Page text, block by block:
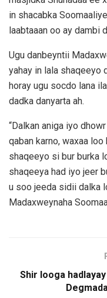
in shacabka
laabtaaan oo ay dambi
Ugu danbeyntii
yahay in lala shaqeeyo
horay ugu socdo lana
dadka danyarta ah.
“Dalkan aniga iyo
qaban karno, waxaa
shaqeeyo si bur burka
shaqeeya had iyo jeer
u soo jeeda sidii dalka
Madaxweynaha
Shir looga